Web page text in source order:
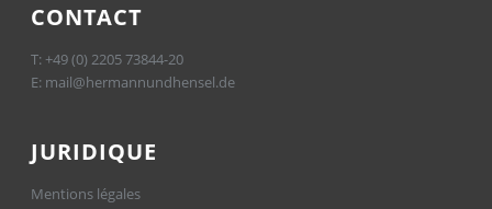
CONTACT
T: +49 (0) 2205 73844-20
E: mail@hermannundhensel.de
JURIDIQUE
Mentions légales